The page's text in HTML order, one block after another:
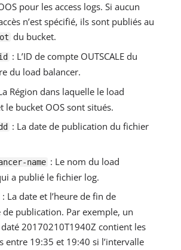
pour les access logs. Si aucun
n’est spécifié, ils sont publiés au
du bucket.
: L’ID de compte OUTSCALE du
du load balancer.
Région dans laquelle le load
le bucket OOS sont situés.
: La date de publication du fichier
name : Le nom du load
a publié le fichier log.
: La date et l’heure de fin de
de publication. Par exemple, un
20170210T1940Z contient les
entre 19:35 et 19:40 si l’intervalle